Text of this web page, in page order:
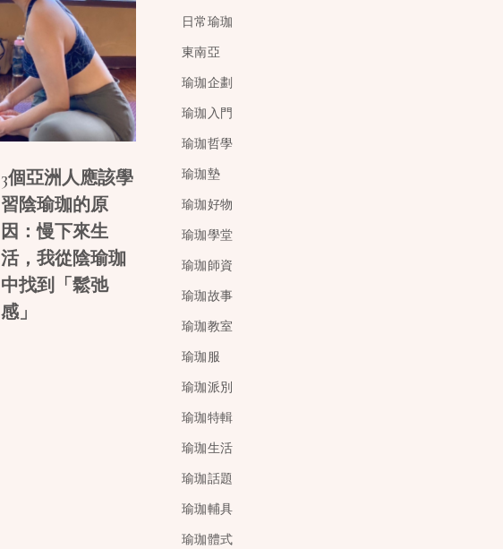
3個亞洲人應該學
習陰瑜珈的原
因：慢下來生
活，我從陰瑜珈
中找到「鬆弛
感」
日常瑜珈
東南亞
瑜珈企劃
瑜珈入門
瑜珈哲學
瑜珈墊
瑜珈好物
瑜珈學堂
瑜珈師資
瑜珈故事
瑜珈教室
瑜珈服
瑜珈派別
瑜珈特輯
瑜珈生活
瑜珈話題
瑜珈輔具
瑜珈體式